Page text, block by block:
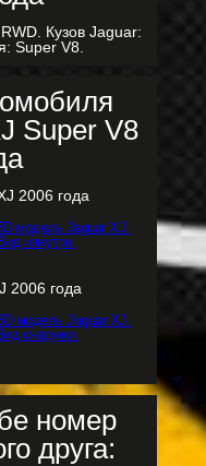
Кузов Jaguar:
Super V8.
Super V8
2006 года
2006 года
номер
друга: